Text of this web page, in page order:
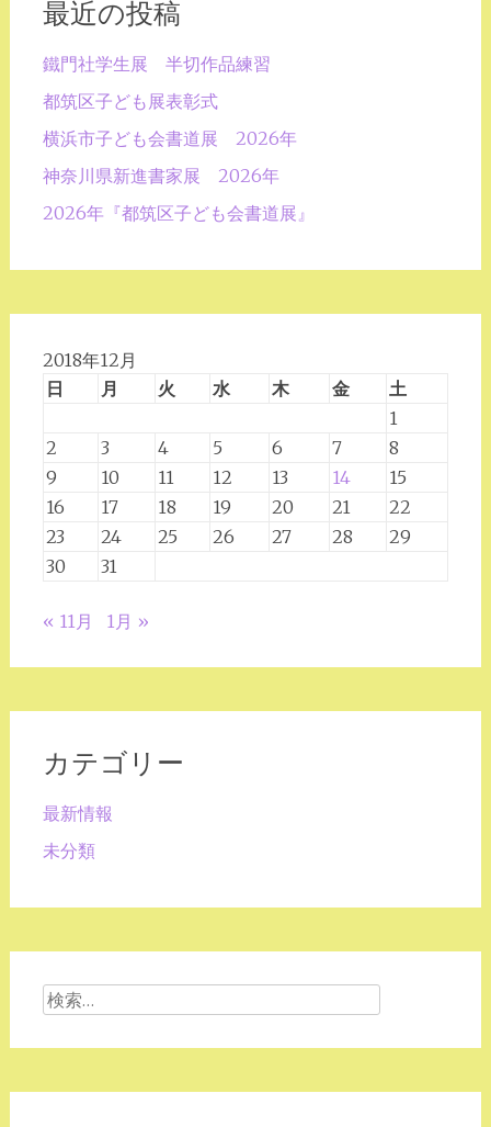
最近の投稿
鐵門社学生展 半切作品練習
都筑区子ども展表彰式
横浜市子ども会書道展 2026年
神奈川県新進書家展 2026年
2026年『都筑区子ども会書道展』
2018年12月
日
月 火 水 木 金
土
1
2
3 4 5 6 7
8
9
10 11 12 13 14
15
16
17 18 19 20 21
22
23
24 25 26 27 28
29
30
31
« 11月 1月 »
カテゴリー
最新情報
未分類
検